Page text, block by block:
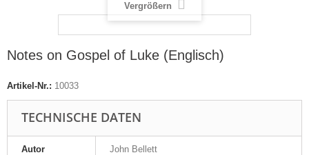
Vergrößern
Notes on Gospel of Luke (Englisch)
Artikel-Nr.: 10033
TECHNISCHE DATEN
Autor John Bellett